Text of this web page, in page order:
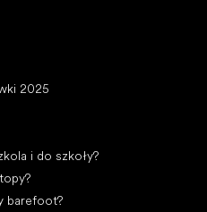
2025
i do szkoły?
barefoot?